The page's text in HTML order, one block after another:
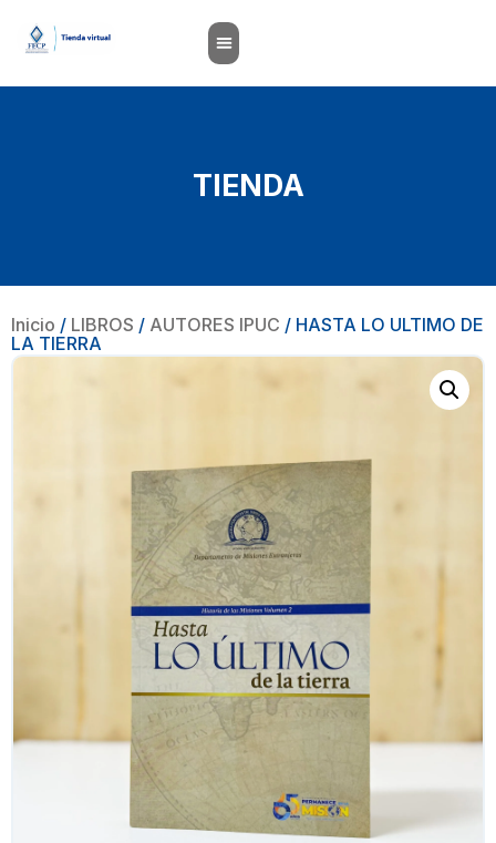
TIENDA
Inicio / LIBROS / AUTORES IPUC / HASTA LO ULTIMO DE
LA TIERRA